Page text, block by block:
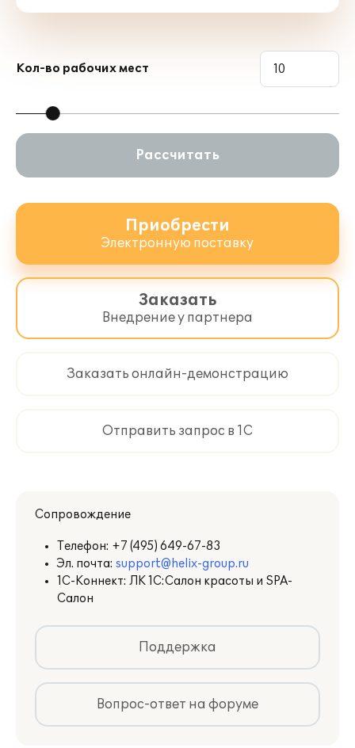
Кол-во рабочих мест
Рассчитать
Приобрести
Электронную поставку
Заказать
Внедрение у партнера
Заказать онлайн-демонстрацию
Отправить запрос в 1С
Сопровождение
Телефон: +7 (495) 649-67-83
Эл. почта: support@helix-group.ru
1С-Коннект: ЛК 1С:Салон красоты и SPA-
Салон
Поддержка
Вопрос-ответ на форуме